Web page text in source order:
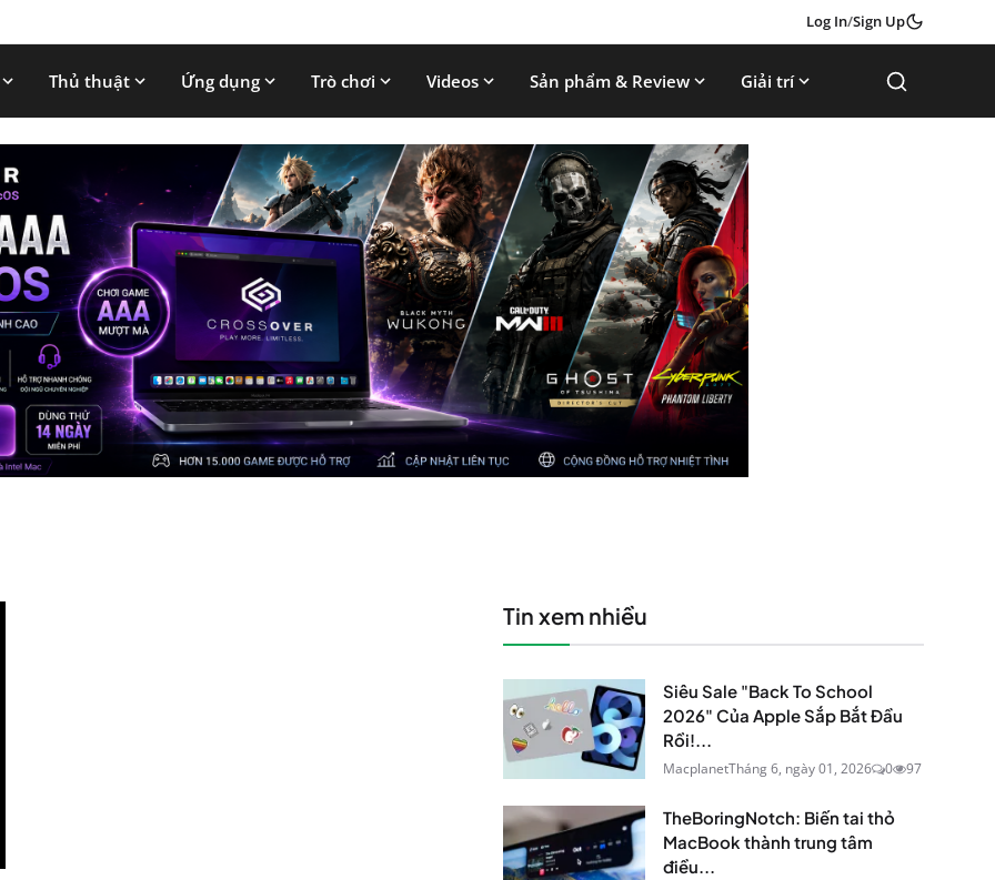
Log In/Sign Up
Thủ thuật Ứng dụng Trò chơi Videos Sản phẩm & Review Giải trí
Tin xem nhiều
Siêu Sale "Back To School
2026" Của Apple Sắp Bắt Đầu
Rồi!...
MacplanetTháng 6, ngày 01, 2026 0 97
TheBoringNotch: Biến tai thỏ
MacBook thành trung tâm
điều...